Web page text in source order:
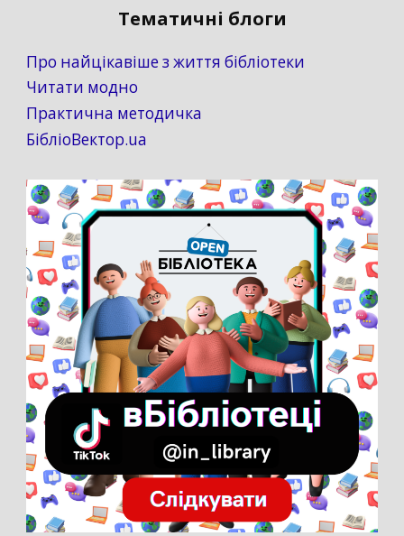
Тематичні блоги
Про найцікавіше з життя бібліотеки
Читати модно
Практична методичка
БібліоВектор.ua